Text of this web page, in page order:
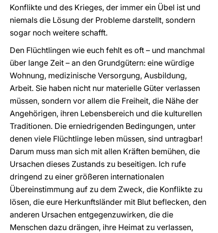
Konflikte und des Krieges, der immer ein Übel ist und
niemals die Lösung der Probleme darstellt, sondern
sogar noch weitere schafft.
Den Flüchtlingen wie euch fehlt es oft – und manchmal
über lange Zeit – an den Grundgütern: eine würdige
Wohnung, medizinische Versorgung, Ausbildung,
Arbeit. Sie haben nicht nur materielle Güter verlassen
müssen, sondern vor allem die Freiheit, die Nähe der
Angehörigen, ihren Lebensbereich und die kulturellen
Traditionen. Die erniedrigenden Bedingungen, unter
denen viele Flüchtlinge leben müssen, sind untragbar!
Darum muss man sich mit allen Kräften bemühen, die
Ursachen dieses Zustands zu beseitigen. Ich rufe
dringend zu einer größeren internationalen
Übereinstimmung auf zu dem Zweck, die Konflikte zu
lösen, die eure Herkunftsländer mit Blut beflecken, den
anderen Ursachen entgegenzuwirken, die die
Menschen dazu drängen, ihre Heimat zu verlassen,